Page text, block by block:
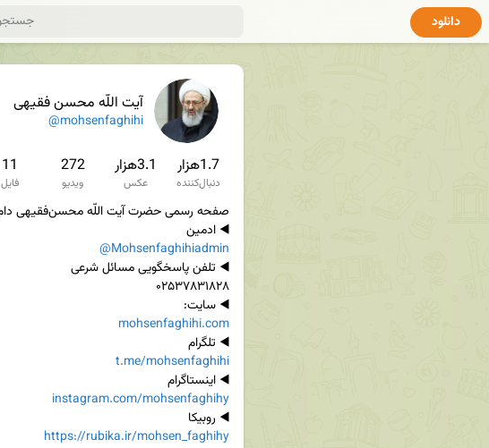
آیت اللّه محسن فقیهی
@mohsenfaghihi
1.7هزار
دنبال‌کننده
3.1هزار
عکس
272
ویدیو
11
فایل
◀️ ادمین
@Mohsenfaghihiadmin
◀️ سایت:
mohsenfaghihi.com
◀️ تلگرام
t.me/mohsenfaghihi
◀️ اینستاگرام
instagram.com/mohsenfaghihy
◀️ روبیکا
https://rubika.ir/mohsen_faghihy
دانلود